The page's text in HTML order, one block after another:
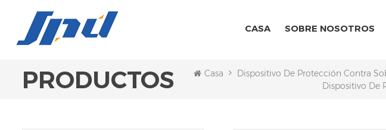
CASA SOBRE NOSOTROS
PRODUCTOS Casa Dispositivo De Protección Contra
Dispositivo De